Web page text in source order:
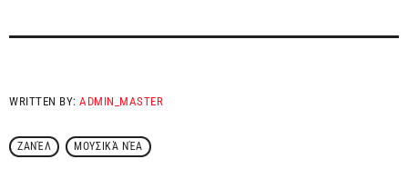
WRITTEN BY:ADMIN_MASTER
ΖΑΝΈΛ ΜΟΥΣΙΚΆ ΝΈΑ